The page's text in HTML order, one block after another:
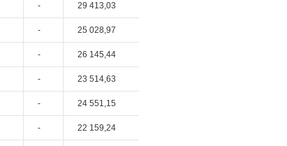
- 29 413,03
- 25 028,97
- 26 145,44
- 23 514,63
- 24 551,15
- 22 159,24